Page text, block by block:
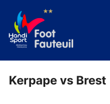
contenu
Kerpape vs Brest